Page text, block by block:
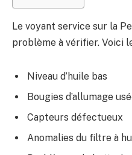
Le voyant service sur la
problème à vérifier. Voici
Niveau d’huile bas
Bougies d’allumage
Capteurs défectueux
Anomalies du filtre à